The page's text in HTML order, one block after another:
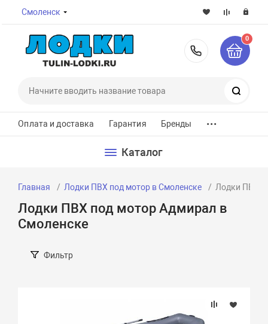
Смоленск
8-800-
0
Оплата и доставка Гарантия Бренды ...
Каталог
Главная Лодки ПВХ под мотор в Смоленске Лодки ПВХ
Лодки ПВХ под мотор Адмирал в
Смоленске
Фильтр